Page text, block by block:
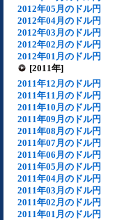
2012年05月のドル円
2012年04月のドル円
2012年03月のドル円
2012年02月のドル円
2012年01月のドル円
[2011年]
2011年12月のドル円
2011年11月のドル円
2011年10月のドル円
2011年09月のドル円
2011年08月のドル円
2011年07月のドル円
2011年06月のドル円
2011年05月のドル円
2011年04月のドル円
2011年03月のドル円
2011年02月のドル円
2011年01月のドル円